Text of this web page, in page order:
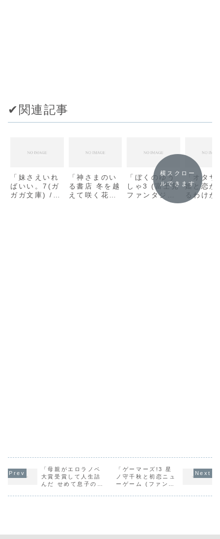
✔︎関連記事
「妹さえいれ
ばいい。7(ガ
ガガ文庫) /
「神さまのい
る書店 冬を越
えて咲く花
「ぼくのゆう
しゃ3 (富士見
ファンタジア
文庫) / 葵せ
「オタサ
姫と恋が
るわけが
い。 (フ
横スクロー
ルできます
「母親がエロラノベ
大賞受賞して人生詰
んだ せめて息子のラ
「ゲーマーズ!3 星
ノ守千秋と初恋ニュ
ーゲーム (ファンタ